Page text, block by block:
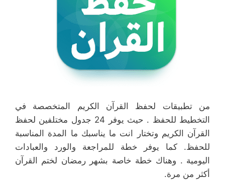
من تطبيقات لحفظ القرآن الكريم المتخصصة في
التخطيط للحفظ . حيث يوفر 24 جدول مختلفين لحفظ
القرآن الكريم وتختار انت ما يناسبك ما المدة المناسبة
للحفظ. كما يوفر خطة للمراجعة والورد والعبادات
اليومية . وهناك خطة خاصة بشهر رمضان لختم القرآن
أكثر من مرة.